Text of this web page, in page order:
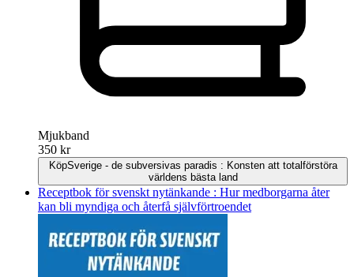
Mjukband
350 kr
KöpSverige - de subversivas paradis : Konsten att totalförstöra
världens bästa land
Receptbok för svenskt nytänkande : Hur medborgarna åter
kan bli myndiga och återfå självförtroendet